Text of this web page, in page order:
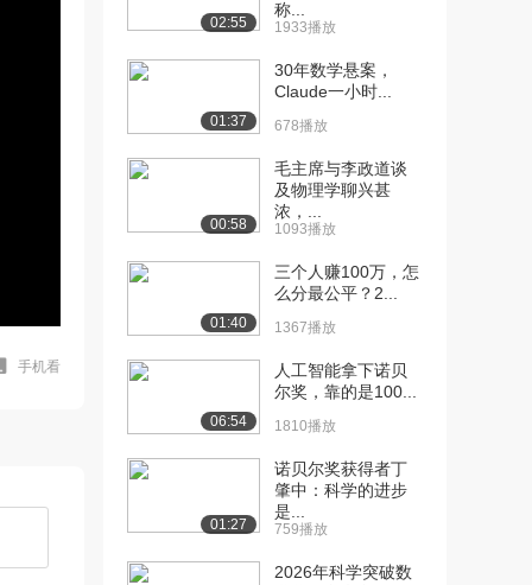
手机看
02:55
称...
1933播放
01:37
30年数学悬案，
Claude一小时...
678播放
00:58
毛主席与李政道谈
及物理学聊兴甚
浓，...
1093播放
01:40
三个人赚100万，怎
么分最公平？2...
1367播放
06:54
人工智能拿下诺贝
尔奖，靠的是100...
1810播放
01:27
诺贝尔奖获得者丁
肇中：科学的进步
是...
759播放
2026年科学突破数